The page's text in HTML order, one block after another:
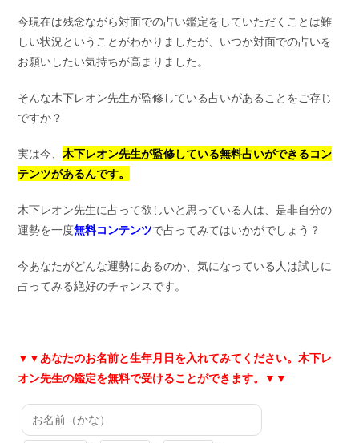
今現在は残念ながら対面での占い鑑定をしていただくことは難
しい状況ということがわかりましたが、いつか対面での占いを
お願いしたい気持ちが高まりました。
そんな木下レオン先生が監修している占いがあることをご存じ
ですか？
実は今、木下レオン先生が監修している無料占いができるコン
テンツがあるんです。
木下レオン先生に占って欲しいと思っている人は、是非自分の
運勢を一度無料コンテンツで占ってみてはいかがでしょう？
今あなたがどんな運勢にあるのか、気になっている人は試しに
占ってみる絶好のチャンスです。
▼▼ あなたのお名前と生年月日を入れてみてください。木下レ
オン先生の鑑定を無料で受けることができます。▼▼